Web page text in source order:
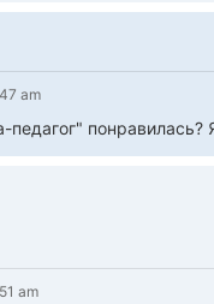
am
понравилась?
am